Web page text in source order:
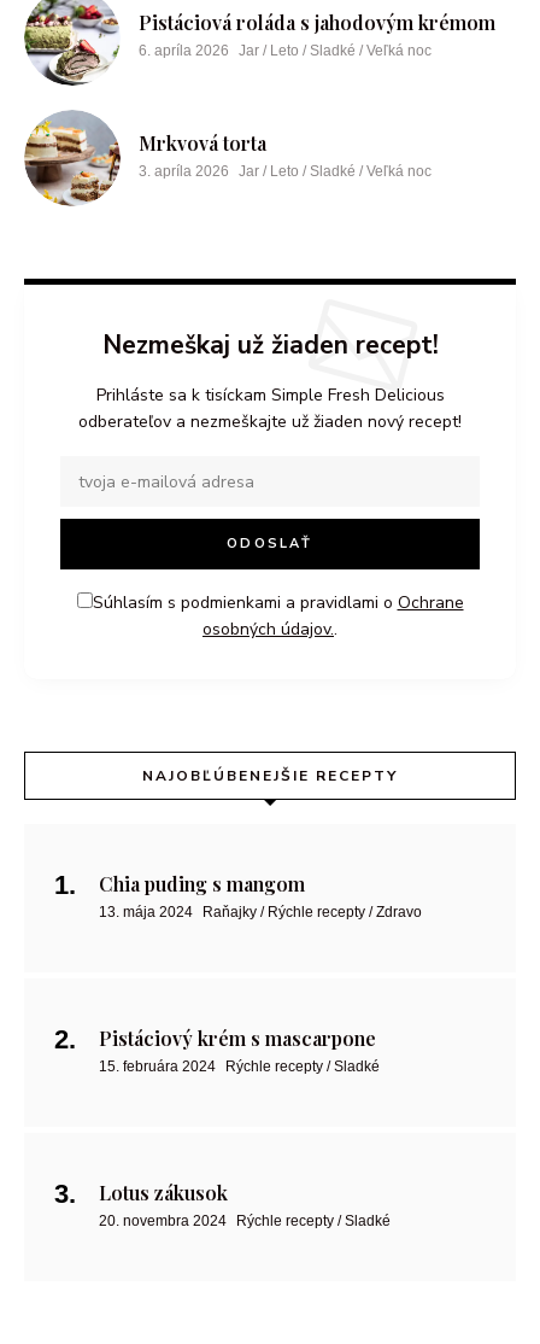
Pistáciová roláda s jahodovým krémom
6. apríla 2026 Jar / Leto / Sladké / Veľká noc
Mrkvová torta
3. apríla 2026 Jar / Leto / Sladké / Veľká noc
Nezmeškaj už žiaden recept!
Prihláste sa k tisíckam Simple Fresh Delicious
odberateľov a nezmeškajte už žiaden nový recept!
Súhlasím s podmienkami a pravidlami o Ochrane
osobných údajov..
NAJOBĽÚBENEJŠIE RECEPTY
Chia puding s mangom
13. mája 2024 Raňajky / Rýchle recepty / Zdravo
Pistáciový krém s mascarpone
15. februára 2024 Rýchle recepty / Sladké
Lotus zákusok
20. novembra 2024 Rýchle recepty / Sladké